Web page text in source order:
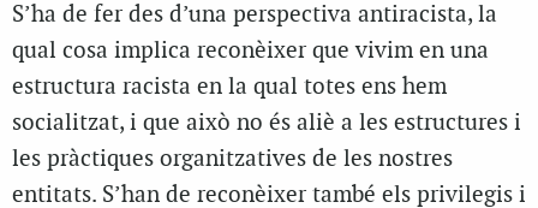
S’ha de fer des d’una perspectiva antiracista, la
qual cosa implica reconèixer que vivim en una
estructura racista en la qual totes ens hem
socialitzat, i que això no és aliè a les estructures i
les pràctiques organitzatives de les nostres
entitats. S’han de reconèixer també els privilegis i